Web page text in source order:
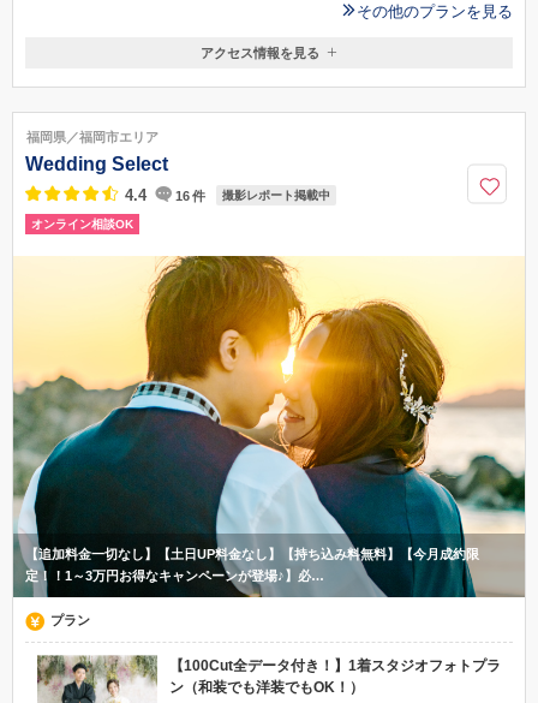
その他のプランを見る
福岡県福岡市博多区東比恵3丁目14-25 1Ｆ
地下鉄空港線「東比恵駅」より徒歩5分 【バスでおこしの方】 … 博多バ
スターミナルよりバスに乗り、「比恵」で降車後徒歩7分 福岡都市高速
「半道橋」出口より車で10分
092-473-2411
アクセス情報を見る
福岡県／福岡市エリア
Wedding Select
4.4 16件 撮影レポート掲載中
オンライン相談OK
【追加料金一切なし】【土日UP料金なし】【持ち込み料無料】【今月成約限
定！！1～3万円お得なキャンペーンが登場♪】必…
プラン
【100Cut全データ付き！】1着スタジオフォトプラ
ン（和装でも洋装でもOK！）